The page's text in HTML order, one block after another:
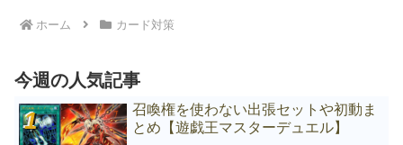
ホーム カード対策
今週の人気記事
召喚権を使わない出張セットや初動ま
とめ【遊戯王マスターデュエル】